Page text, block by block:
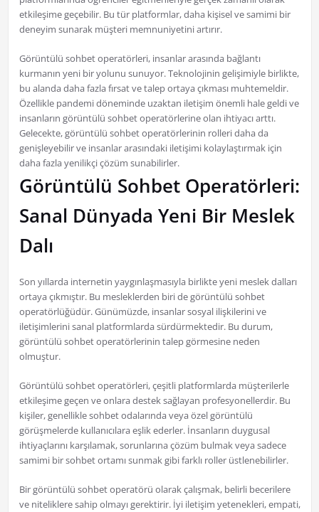
etkileşime geçebilir. Bu tür platformlar, daha kişisel ve samimi bir
deneyim sunarak müşteri memnuniyetini artırır.
Görüntülü sohbet operatörleri, insanlar arasında bağlantı
kurmanın yeni bir yolunu sunuyor. Teknolojinin gelişimiyle birlikte,
bu alanda daha fazla fırsat ve talep ortaya çıkması muhtemeldir.
Özellikle pandemi döneminde uzaktan iletişim önemli hale geldi ve
insanların görüntülü sohbet operatörlerine olan ihtiyacı arttı.
Gelecekte, görüntülü sohbet operatörlerinin rolleri daha da
genişleyebilir ve insanlar arasındaki iletişimi kolaylaştırmak için
daha fazla yenilikçi çözüm sunabilirler.
Görüntülü Sohbet Operatörleri:
Sanal Dünyada Yeni Bir Meslek
Dalı
Son yıllarda internetin yaygınlaşmasıyla birlikte yeni meslek dalları
ortaya çıkmıştır. Bu mesleklerden biri de görüntülü sohbet
operatörlüğüdür. Günümüzde, insanlar sosyal ilişkilerini ve
iletişimlerini sanal platformlarda sürdürmektedir. Bu durum,
görüntülü sohbet operatörlerinin talep görmesine neden
olmuştur.
Görüntülü sohbet operatörleri, çeşitli platformlarda müşterilerle
etkileşime geçen ve onlara destek sağlayan profesyonellerdir. Bu
kişiler, genellikle sohbet odalarında veya özel görüntülü
görüşmelerde kullanıcılara eşlik ederler. İnsanların duygusal
ihtiyaçlarını karşılamak, sorunlarına çözüm bulmak veya sadece
samimi bir sohbet ortamı sunmak gibi farklı roller üstlenebilirler.
Bir görüntülü sohbet operatörü olarak çalışmak, belirli becerilere
ve niteliklere sahip olmayı gerektirir. İyi iletişim yetenekleri, empati,